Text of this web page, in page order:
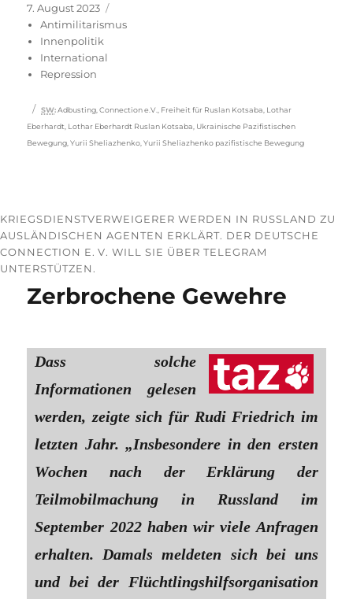
Veröffentlicht
am
7. August 2023
Antimilitarismus
Innenpolitik
International
Repression
Schlagwörter
SW: Adbusting ,Connection e.V. Freiheit für Ruslan Kotsaba Lothar
Eberhardt Lothar Eberhardt Ruslan Kotsaba Ukrainische Pazifistischen
Bewegung ,Yurii Sheliazhenko ,Yurii Sheliazhenko pazifistische Bewegung
KRIEGSDIENSTVERWEIGERER WERDEN IN RUSSLAND ZU
AUSLÄNDISCHEN AGENTEN ERKLÄRT. DER DEUTSCHE
CONNECTION E. V. WILL SIE ÜBER TELEGRAM
UNTERSTÜTZEN.
Zerbrochene Gewehre
Dass solche
Informationen gelesen
werden, zeigte sich für Rudi Friedrich im
letzten Jahr. „Insbesondere in den ersten
Wochen nach der Erklärung der
Teilmobilmachung in Russland im
September 2022 haben wir viele Anfragen
erhalten. Damals meldeten sich bei uns
und bei der Flüchtlingshilfsorganisation